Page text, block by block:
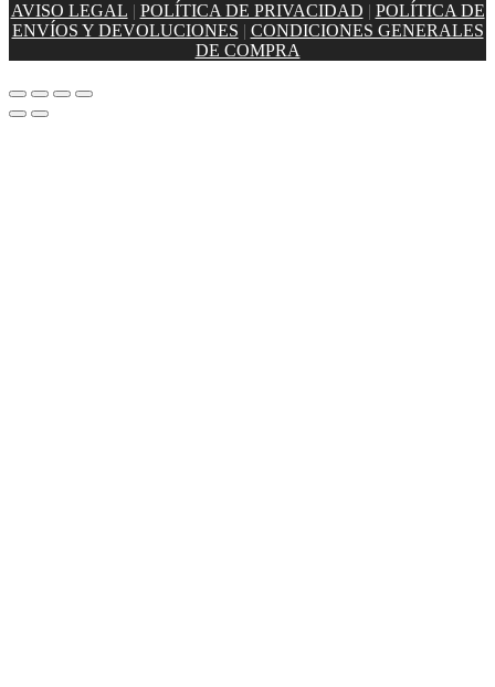
AVISO LEGAL | POLÍTICA DE PRIVACIDAD | POLÍTICA DE
ENVÍOS Y DEVOLUCIONES | CONDICIONES GENERALES
DE COMPRA